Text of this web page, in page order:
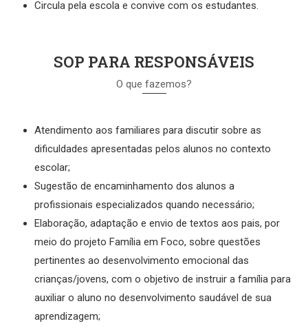
Circula pela escola e convive com os estudantes.
SOP PARA RESPONSÁVEIS
O que fazemos?
Atendimento aos familiares para discutir sobre as
dificuldades apresentadas pelos alunos no contexto
escolar;
Sugestão de encaminhamento dos alunos a
profissionais especializados quando necessário;
Elaboração, adaptação e envio de textos aos pais, por
meio do projeto Família em Foco, sobre questões
pertinentes ao desenvolvimento emocional das
crianças/jovens, com o objetivo de instruir a família para
auxiliar o aluno no desenvolvimento saudável de sua
aprendizagem;